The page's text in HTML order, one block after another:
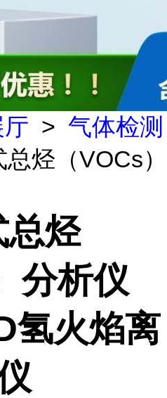
> 气体检测
烃（VOCs）
总烃
分析仪
氢火焰离